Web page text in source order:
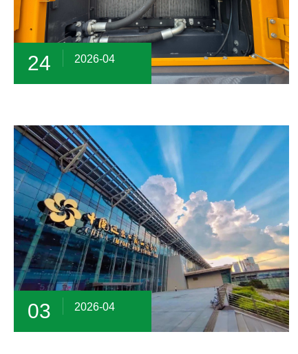
24 2026-04
03 2026-04